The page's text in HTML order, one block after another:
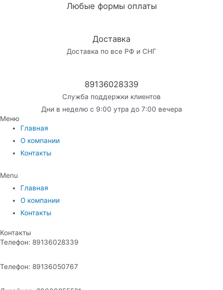
Любые формы оплаты
Доставка
Доставка по все РФ и СНГ
89136028339
Служба поддержки клиентов
Дни в неделю с 9:00 утра до 7:00 вечера
Меню
Главная
О компании
Контакты
Menu
Главная
О компании
Контакты
Контакты
Телефон: 89136028339
Телефон: 89136050767